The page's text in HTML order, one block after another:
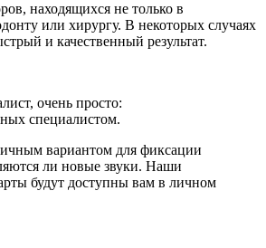
находящихся не только в
или хирургу. В некоторых случаях
и качественный результат.
очень просто:
специалистом.
вариантом для фиксации
ли новые звуки. Наши
будут доступны вам в личном